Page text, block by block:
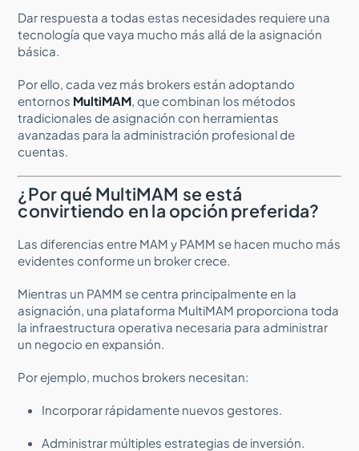
Dar respuesta a todas estas necesidades requiere una
tecnología que vaya mucho más allá de la asignación
básica.
Por ello, cada vez más brokers están adoptando
entornos MultiMAM , que combinan los métodos
tradicionales de asignación con herramientas
avanzadas para la administración profesional de
cuentas.
¿Por qué MultiMAM se está
convirtiendo en la opción preferida?
Las diferencias entre MAM y PAMM se hacen mucho más
evidentes conforme un broker crece.
Mientras un PAMM se centra principalmente en la
asignación, una plataforma MultiMAM proporciona toda
la infraestructura operativa necesaria para administrar
un negocio en expansión.
Por ejemplo, muchos brokers necesitan:
Incorporar rápidamente nuevos gestores.
Administrar múltiples estrategias de inversión.